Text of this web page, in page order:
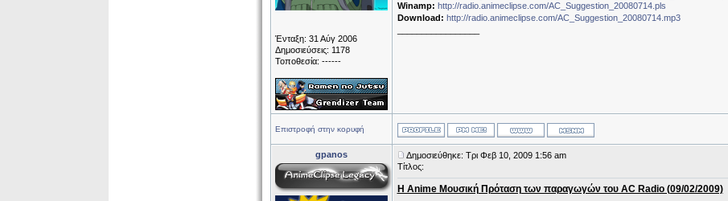
Ένταξη: 31 Αύγ 2006
Δημοσιεύσεις: 1178
Τοποθεσία: ------
Winamp: http://radio.animeclipse.com/AC_Suggestion_20080714.pls
Download: http://radio.animeclipse.com/AC_Suggestion_20080714.mp3
Επιστροφή στην κορυφή
gpanos
Δημοσιεύθηκε: Τρι Φεβ 10, 2009 1:56 am
Τίτλος:
Η Anime Μουσική Πρόταση των παραγωγών του AC Radio (09/02/2009)